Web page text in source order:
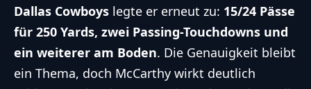
Dallas Cowboys legte er erneut zu: 15/24 Pässe
für 250 Yards, zwei Passing-Touchdowns und
ein weiterer am Boden. Die Genauigkeit bleibt
ein Thema, doch McCarthy wirkt deutlich